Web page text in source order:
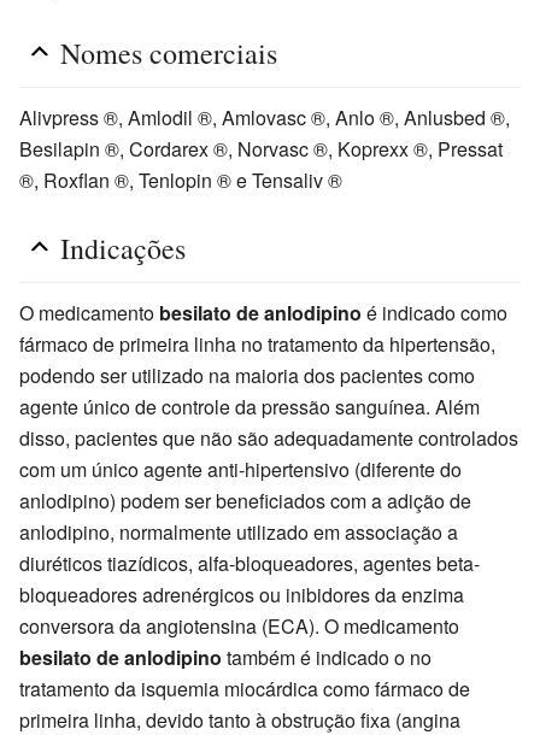
Nomes comerciais
Alivpress ®, Amlodil ®, Amlovasc ®, Anlo ®, Anlusbed ®,
Besilapin ®, Cordarex ®, Norvasc ®, Koprexx ®, Pressat
®, Roxflan ®, Tenlopin ® e Tensaliv ®
Indicações
O medicamento besilato de anlodipino é indicado como
fármaco de primeira linha no tratamento da hipertensão,
podendo ser utilizado na maioria dos pacientes como
agente único de controle da pressão sanguínea. Além
disso, pacientes que não são adequadamente controlados
com um único agente anti-hipertensivo (diferente do
anlodipino) podem ser beneficiados com a adição de
anlodipino, normalmente utilizado em associação a
diuréticos tiazídicos, alfa-bloqueadores, agentes beta-
bloqueadores adrenérgicos ou inibidores da enzima
conversora da angiotensina (ECA). O medicamento
besilato de anlodipino também é indicado o no
tratamento da isquemia miocárdica como fármaco de
primeira linha, devido tanto à obstrução fixa (angina